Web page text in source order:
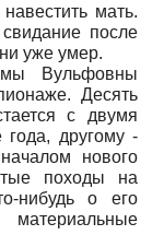
мать.
после
уже умер.
Вульфовны
Десять
с двумя
другому -
нового
походы на
нибудь о его